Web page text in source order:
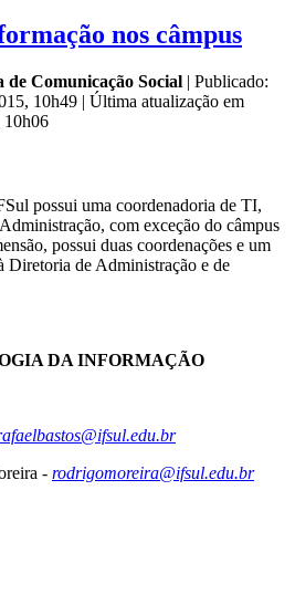
nos câmpus
Comunicação Social | Publicado:
10h49 | Última atualização em
10h06
possui uma coordenadoria de TI,
com exceção do câmpus
possui duas coordenações e um
Diretoria de Administração e de
DA INFORMAÇÃO
- rodrigomoreira@ifsul.edu.br